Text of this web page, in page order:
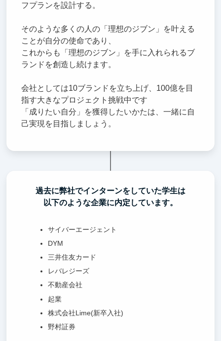
フプランを設計する。
そのような多くの人の「理想のジブン」を叶える
ことが自分の使命であり、
これからも「理想のジブン」を手に入れられるブ
ランドを創造し続けます。
会社としては10ブランドを立ち上げ、100億を目
指す大きなプロジェクト挑戦中です
「成りたい自分」を獲得したいかたは、一緒に自
己実現を目指しましょう。
過去に弊社でインターンをしていた学生は
以下のような企業に内定しています。
サイバーエージェント
DYM
三井住友カード
レバレジーズ
不動産会社
起業
株式会社Lime(新卒入社)
野村証券